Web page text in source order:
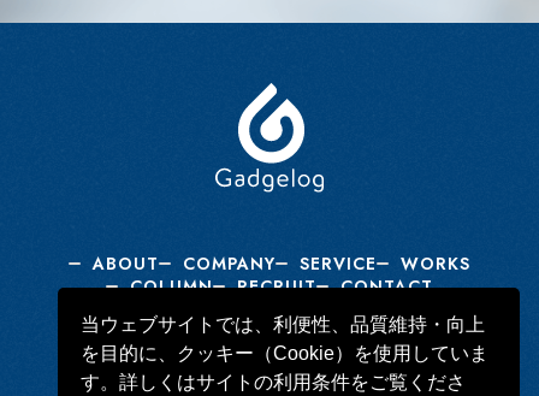
ABOUT COMPANY SERVICE
WORKS
COLUMN
RECRUIT CONTACT
Gadgelog Facebook Page
当ウェブサイトでは、利便性、品質維持・向上
を目的に、クッキー（Cookie）を使用していま
す。詳しくはサイトの利用条件をご覧くださ